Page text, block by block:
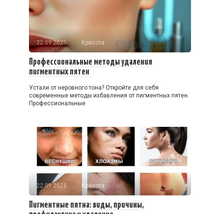
22.09.2025 Красота
Профессиональные методы удаления
пигментных пятен
Устали от неровного тона? Откройте для себя
современные методы избавления от пигментных пятен.
Профессиональные
22.09.2025 Красота
Пигментные пятна: виды, причины,